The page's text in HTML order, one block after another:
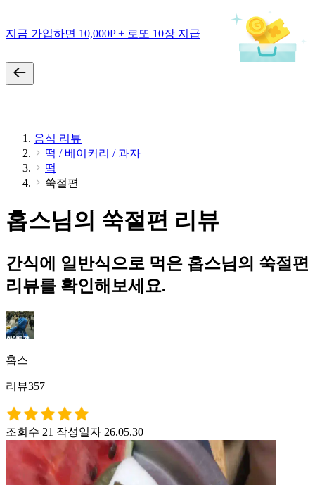
지금 가입하면 10,000P + 로또 10장 지급
음식 리뷰
떡 / 베이커리 / 과자
떡
쑥절편
홉스님의 쑥절편 리뷰
간식에 일반식으로 먹은 홉스님의 쑥절편
리뷰를 확인해보세요.
홉스
리뷰357
조회수 21 작성일자 26.05.30